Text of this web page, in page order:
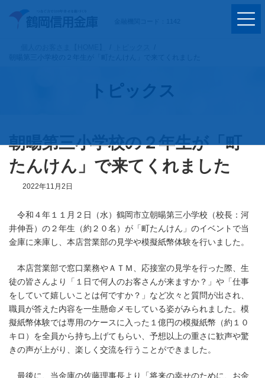
トピックス
朝暘第三小学校の２年生が「町
たんけん」で来てくれました
2022年11月2日
令和４年１１月２日（水）鶴岡市立朝暘第三小学校（校長：河
井伸吾）の２年生（約２０名）が「町たんけん」のイベントで当
金庫に来庫し、本店営業部の見学や模擬紙幣体験を行いました。
本店営業部で窓口業務やＡＴＭ、応接室の見学を行った際、生
徒の皆さんより「１日で何人のお客さんが来ますか？」や「仕事
をしていて嬉しいことは何ですか？」など次々と質問が出され、
職員が答えた内容を一生懸命メモしている姿がみられました。模
擬紙幣体験では専用のケースに入った１億円の模擬紙幣（約１０
キロ）を全員から持ち上げてもらい、予想以上の重さに歓声や驚
きの声が上がり、楽しく交流を行うことができました。
最後に、当金庫の佐藤理事長より「将来の幸せのために、お金